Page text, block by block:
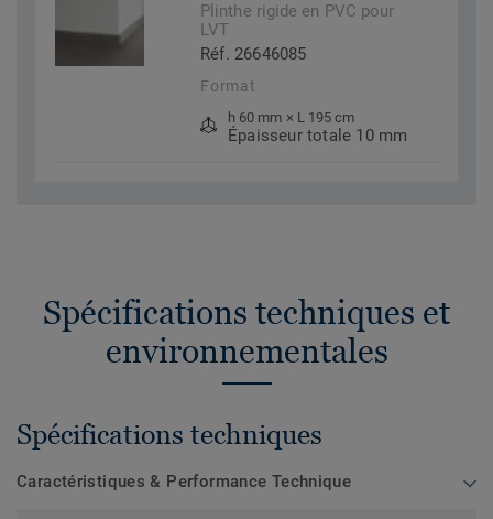
Plinthe rigide en PVC pour
LVT
Réf. 26646085
Format
h 60 mm × L 195 cm
Épaisseur totale 10 mm
Spécifications techniques et
environnementales
Spécifications techniques
Caractéristiques & Performance Technique